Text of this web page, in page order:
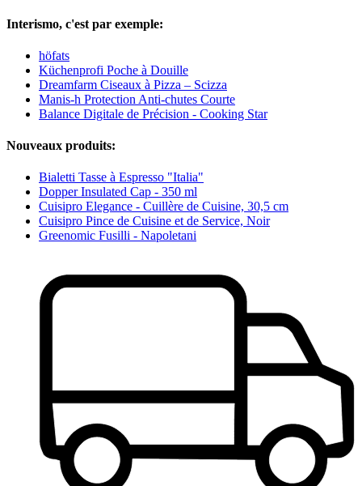
Interismo, c'est par exemple:
höfats
Küchenprofi Poche à Douille
Dreamfarm Ciseaux à Pizza – Scizza
Manis-h Protection Anti-chutes Courte
Balance Digitale de Précision - Cooking Star
Nouveaux produits:
Bialetti Tasse à Espresso "Italia"
Dopper Insulated Cap - 350 ml
Cuisipro Elegance - Cuillère de Cuisine, 30,5 cm
Cuisipro Pince de Cuisine et de Service, Noir
Greenomic Fusilli - Napoletani